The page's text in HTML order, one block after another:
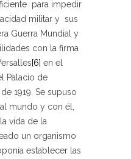
para impedir
militar y sus
Guerra Mundial y
con la firma
[6] en el
Palacio de
1919. Se supuso
mundo y con él,
vida de la
un organismo
establecer las